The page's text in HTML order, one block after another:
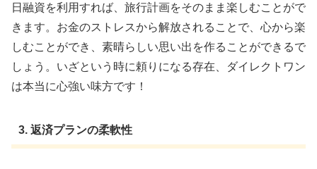
日融資を利用すれば、旅行計画をそのまま楽しむことがで
きます。お金のストレスから解放されることで、心から楽
しむことができ、素晴らしい思い出を作ることができるで
しょう。いざという時に頼りになる存在、ダイレクトワン
は本当に心強い味方です！
3. 返済プランの柔軟性